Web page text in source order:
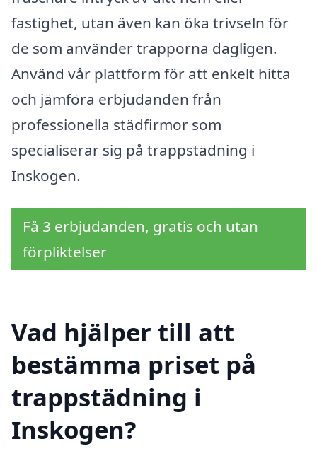
fastighet, utan även kan öka trivseln för
de som använder trapporna dagligen.
Använd vår plattform för att enkelt hitta
och jämföra erbjudanden från
professionella städfirmor som
specialiserar sig på trappstädning i
Inskogen.
Få 3 erbjudanden, gratis och utan
förpliktelser
Vad hjälper till att
bestämma priset på
trappstädning i
Inskogen?